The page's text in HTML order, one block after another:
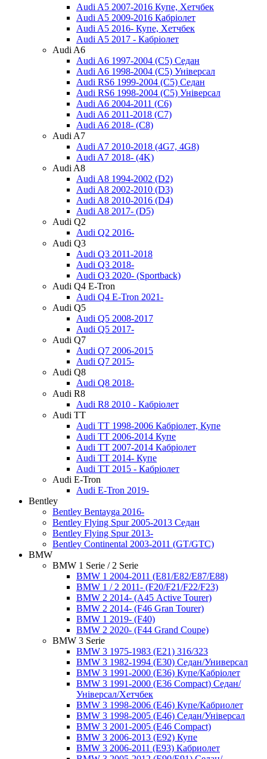
Audi A5 2007-2016 Купе, Хетчбек
Audi A5 2009-2016 Кабріолет
Audi A5 2016- Купе, Хетчбек
Audi A5 2017 - Кабріолет
Audi A6
Audi A6 1997-2004 (С5) Седан
Audi A6 1998-2004 (С5) Універсал
Audi RS6 1999-2004 (C5) Седан
Audi RS6 1998-2004 (С5) Універсал
Audi A6 2004-2011 (C6)
Audi A6 2011-2018 (C7)
Audi A6 2018- (C8)
Audi A7
Audi A7 2010-2018 (4G7, 4G8)
Audi A7 2018- (4K)
Audi A8
Audi A8 1994-2002 (D2)
Audi A8 2002-2010 (D3)
Audi A8 2010-2016 (D4)
Audi A8 2017- (D5)
Audi Q2
Audi Q2 2016-
Audi Q3
Audi Q3 2011-2018
Audi Q3 2018-
Audi Q3 2020- (Sportback)
Audi Q4 E-Tron
Audi Q4 E-Tron 2021-
Audi Q5
Audi Q5 2008-2017
Audi Q5 2017-
Audi Q7
Audi Q7 2006-2015
Audi Q7 2015-
Audi Q8
Audi Q8 2018-
Audi R8
Audi R8 2010 - Кабріолет
Audi TT
Audi TT 1998-2006 Кабріолет, Купе
Audi TT 2006-2014 Купе
Audi TT 2007-2014 Кабріолет
Audi TT 2014- Купе
Audi TT 2015 - Кабріолет
Audi E-Tron
Audi E-Tron 2019-
Bentley
Bentley Bentayga 2016-
Bentley Flying Spur 2005-2013 Седан
Bentley Flying Spur 2013-
Bentley Continental 2003-2011 (GT/GTC)
BMW
BMW 1 Serie / 2 Serie
BMW 1 2004-2011 (E81/E82/E87/E88)
BMW 1 / 2 2011- (F20/F21/F22/F23)
BMW 2 2014- (А45 Active Tourer)
BMW 2 2014- (F46 Gran Tourer)
BMW 1 2019- (F40)
BMW 2 2020- (F44 Grand Coupe)
BMW 3 Serie
BMW 3 1975-1983 (E21) 316/323
BMW 3 1982-1994 (E30) Седан/Универсал
BMW 3 1991-2000 (E36) Купе/Кабріолет
BMW 3 1991-2000 (E36 Compact) Седан/
Універсал/Хетчбек
BMW 3 1998-2006 (E46) Купе/Кабриолет
BMW 3 1998-2005 (E46) Седан/Універсал
BMW 3 2001-2005 (E46 Compact)
BMW 3 2006-2013 (E92) Купе
BMW 3 2006-2011 (Е93) Кабриолет